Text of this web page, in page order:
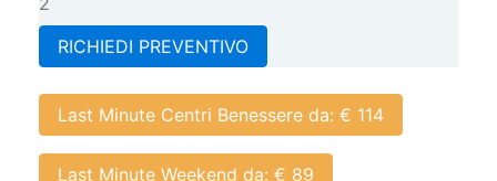
Offerte Agosto da: € 99